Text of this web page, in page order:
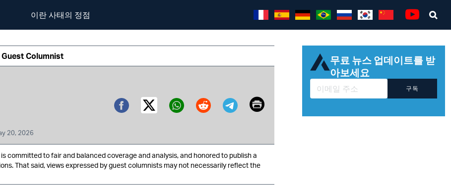
이란 사태의 정점
Columnist
20, 2026
Facebook
Twitter (X)
EmailPrint
is committed to fair and balanced coverage and analysis, and honored to publish a
That said, views expressed by guest columnists may not necessarily reflect the
무료 뉴스 업데이트를 받
아보세요
구독